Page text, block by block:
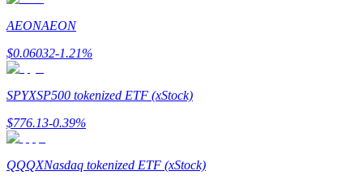
Гид
Руководство для начинающих по фьючерсам
AEONAEON
$0.06032-1.21%
SPYXSP500 tokenized ETF (xStock)
$776.13-0.39%
QQQXNasdaq tokenized ETF (xStock)